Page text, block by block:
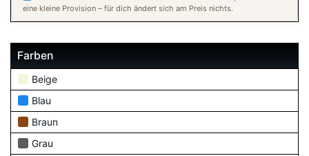
eine kleine Provision – für dich ändert sich am Preis nichts.
Farben
Beige
Blau
Braun
Grau